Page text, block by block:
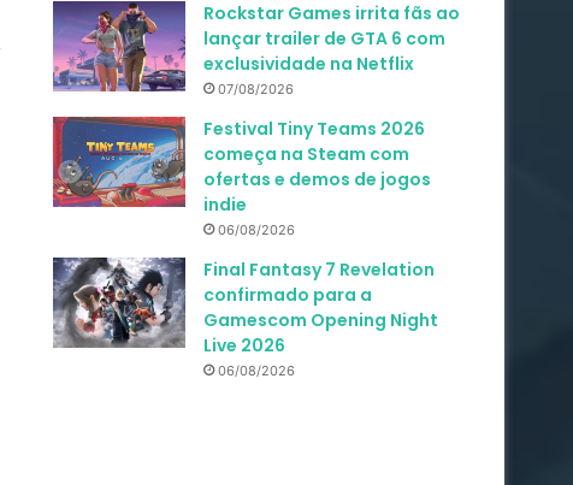
Rockstar Games irrita fãs ao
lançar trailer de GTA 6 com
exclusividade na Netflix
07/08/2026
Festival Tiny Teams 2026
começa na Steam com
ofertas e demos de jogos
indie
06/08/2026
Final Fantasy 7 Revelation
confirmado para a
Gamescom Opening Night
Live 2026
06/08/2026